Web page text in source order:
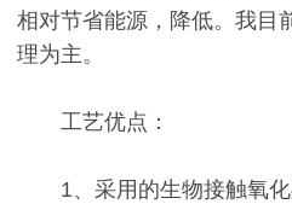
相对节省能源，降低。我目
理为主。
工艺优点：
1、采用的生物接触氧化